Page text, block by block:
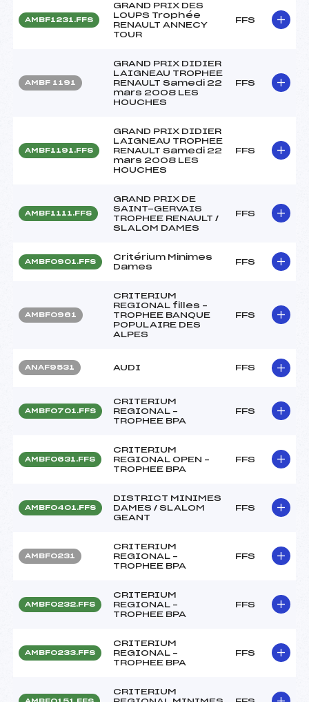
AMBF1231.FFS
GRAND PRIX DES
LOUPS Trophée
RENAULT ANNECY
TOUR
FFS
AMBF 1191
GRAND PRIX DIDIER
LAIGNEAU TROPHEE
RENAULT Samedi 22
mars 2008 LES
HOUCHES
FFS
AMBF1191.FFS
GRAND PRIX DIDIER
LAIGNEAU TROPHEE
RENAULT Samedi 22
mars 2008 LES
HOUCHES
FFS
AMBF1111.FFS
GRAND PRIX DE
SAINT-GERVAIS
TROPHEE RENAULT /
SLALOM DAMES
FFS
AMBF0901.FFS
Critérium Minimes
Dames
FFS
AMBF0961
CRITERIUM
REGIONAL filles –
TROPHEE BANQUE
POPULAIRE DES
ALPES
FFS
ANAF9531 AUDI FFS
AMBF0701.FFS
CRITERIUM
REGIONAL –
TROPHEE BPA
FFS
AMBF0631.FFS
CRITERIUM
REGIONAL OPEN –
TROPHEE BPA
FFS
AMBF0401.FFS
DISTRICT MINIMES
DAMES / SLALOM
GEANT
FFS
AMBF0231
CRITERIUM
REGIONAL –
TROPHEE BPA
FFS
AMBF0232.FFS
CRITERIUM
REGIONAL –
TROPHEE BPA
FFS
AMBF0233.FFS
CRITERIUM
REGIONAL –
TROPHEE BPA
FFS
CRITERIUM